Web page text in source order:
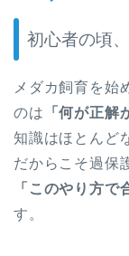
初心者の頃
メダカ飼育を始
のは 「何が正解
知識はほとんど
だからこそ過保
「このやり方で
す。